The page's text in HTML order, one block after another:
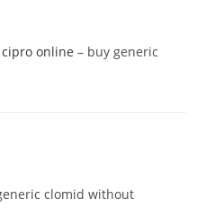
online – buy generic
clomid without